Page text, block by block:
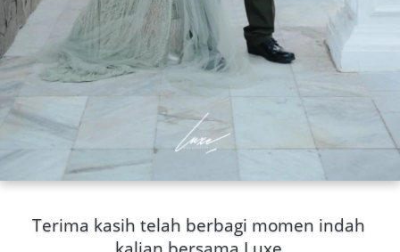
Terima kasih telah berbagi momen indah